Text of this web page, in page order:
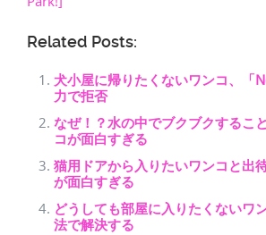
Related Posts:
犬小屋に帰りたくないワンコ、「
力で拒否
なぜ！？水の中でブクブクするこ
コが面白すぎる
猫用ドアから入りたいワンコと出
が面白すぎる
どうしても部屋に入りたくないワ
法で解決する